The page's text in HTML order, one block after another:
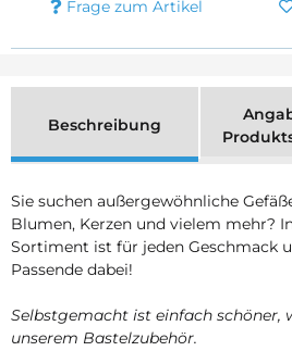
Frage zum Artikel
Beschreibung
Sie suchen außergewöhnliche
Blumen, Kerzen und vielem mehr?
Sortiment ist für jeden Geschmack
Passende dabei!
Selbstgemacht ist einfach schöner,
unserem Bastelzubehör.